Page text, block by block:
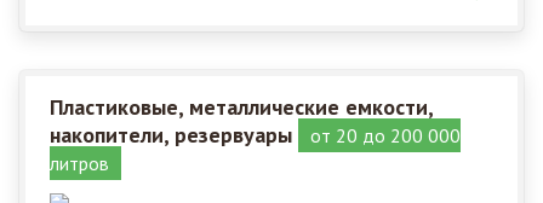
Пластиковые, металлические емкости,
накопители, резервуары
от 20 до 200 000
литров